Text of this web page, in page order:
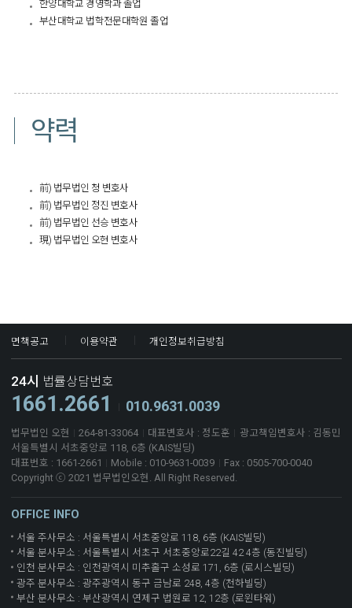
한양대학교 경영학과 졸업
부산대학교 법학전문대학원 졸업
약력
前) 법무법인 청 변호사
前) 법무법인 정진 변호사
前) 법무법인 선승 변호사
現) 법무법인 오현 변호사
면책공고 이용약관 개인정보취급방침
24시 법률상담번호
1661.2661 010.9631.0039
법무법인 오현 264-81-33064 대표변호사 : 정도훈
광고책임변호사 : 김동민
서울특별시 서초중앙로 118, 6층 (KAIS빌딩)
대표번호 : 1661-2661
Mobile : 010-9631-0039
Fax : 0505-700-0040
Copyright ⓒ 2021 법무법인오현. All Right Reserved.
OFFICE INFO
서울 주사무소 : 서울특별시 서초중앙로 118, 6층 (KAIS빌딩)
서울 분사무소 : 서울특별시 서초구 서초중앙로22길 42 4층 (동진빌딩)
인천 분사무소 : 인천광역시 미추홀구 소성로 171, 6층 (로시스빌딩)
광주 분사무소 : 광주광역시 동구 금남로 248, 4층 (천하빌딩)
부산 분사무소 : 부산광역시 연제구 법원로 12, 12층 (로윈타워)